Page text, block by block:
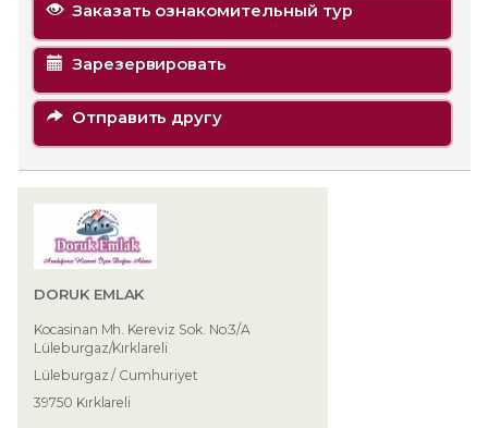
Заказать ознакомительный тур
Зарезервировать
Отправить другу
DORUK EMLAK
Kocasinan Mh. Kereviz Sok. No:3/A
Lüleburgaz/Kırklareli
Lüleburgaz / Cumhuriyet
39750 Kırklareli